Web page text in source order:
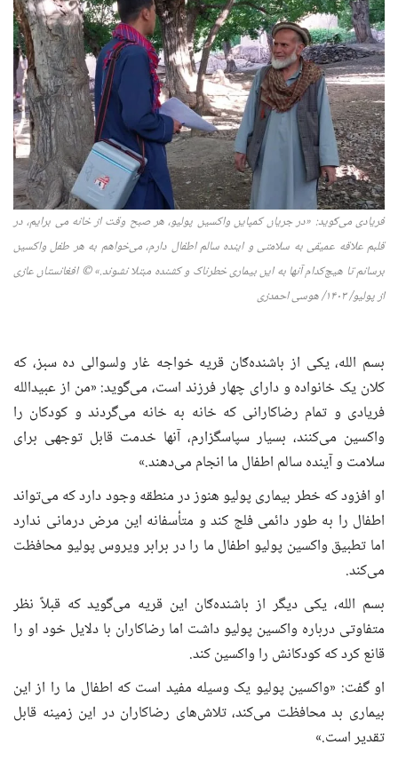
فریادی می‌ګوید: «در جریان کمپاین واکسین پولیو، هر صبح وقتاز خانهمی برایم، در
قلبم علاقه عمیقی به سلامتیواینده سالم اطفال دارم، می‌خواهم به هرطفلواکسین
برسانم تا هیچ‌کدامآنهابه این بیماری خطرناک و کشنده مبتلا نشوند.»
© افغانستان عازی
از پولیو/ ۱۴۰۳ / هوسیاحمدزی
بسم الله، یکی از باشنده‌ګان قریه خواجه غار ولسوالی ده سبز، که
کلان یک خانواده و دارای چهار فرزند است، می‌گوید: «من از عبیدالله
فریادی و تمام رضاکارانی که خانه به خانه می‌گردند و کودکان را
واکسین می‌کنند، بسیار سپاسگزارم، آنها خدمت قابل توجهی برای
سلامت و آینده سالم اطفال ما انجام می‌دهند.»
او افزود که خطر بیماری پولیو هنوز در منطقه وجود دارد که می‌تواند
اطفال را به طور دائمی فلج کند و متأسفانه این مرض درمانی ندارد
اما تطبیق واکسین پولیو اطفال ما را در برابر ویروس پولیو محافظت
می‌کند.
بسم الله، یکی دیگر از باشنده‌ګان این قریه می‌گوید که قبلاً نظر
متفاوتی درباره واکسین پولیو داشت اما رضاکاران با دلایل خود او را
قانع کرد که کودکانش را واکسین کند.
او گفت: «واکسین پولیو یک وسیله مفید است که اطفال ما را از این
بیماری بد محافظت می‌کند، تلاش‌های رضاکاران در این زمینه قابل
تقدیر است.»